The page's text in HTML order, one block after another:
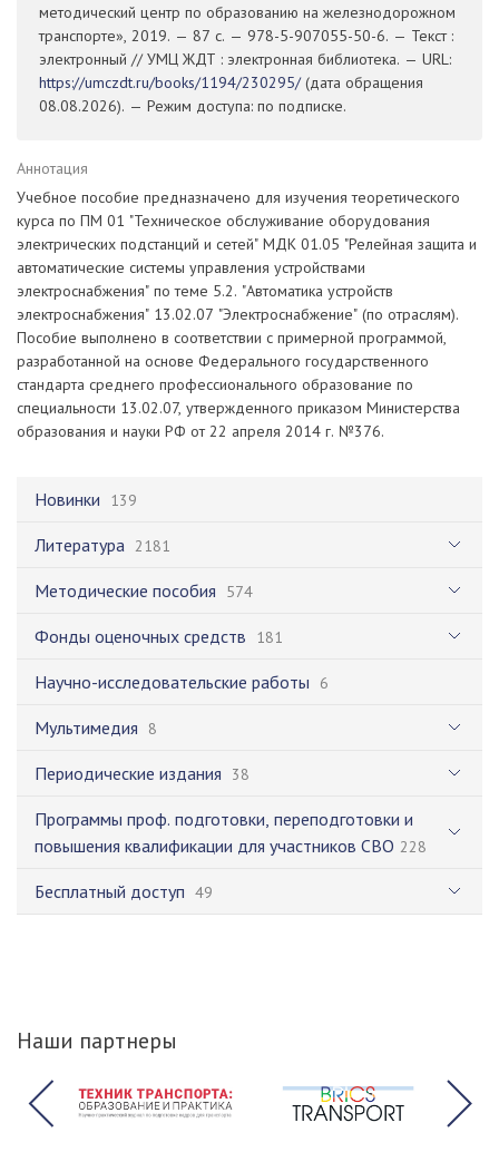
Новинки 139
Литература 2181
Методические пособия 574
Фонды оценочных средств 181
Научно-исследовательские работы 6
Мультимедия 8
Периодические издания 38
Программы проф. подготовки, переподготовки и
повышения квалификации для участников СВО 228
Бесплатный доступ 49
методический центр по образованию на железнодорожном
транспорте», 2019. — 87 с. — 978-5-907055-50-6. — Текст :
электронный // УМЦ ЖДТ : электронная библиотека. — URL:
https://umczdt.ru/books/1194/230295/(дата обращения
08.08.2026). — Режим доступа: по подписке.
Аннотация
Учебное пособие предназначено для изучения теоретического
курса по ПМ 01 "Техническое обслуживание оборудования
электрических подстанций и сетей" МДК 01.05 "Релейная защита и
автоматические системы управления устройствами
электроснабжения" по теме 5.2. "Автоматика устройств
электроснабжения" 13.02.07 "Электроснабжение" (по отраслям).
Пособие выполнено в соответствии с примерной программой,
разработанной на основе Федерального государственного
стандарта среднего профессионального образование по
специальности 13.02.07, утвержденного приказом Министерства
образования и науки РФ от 22 апреля 2014 г. №376.
Наши партнеры